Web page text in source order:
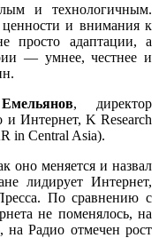
и технологичным.
ценности и внимания к
просто адаптации, а
— умнее, честнее и
, директор
и Интернет, K Research
in Central Asia).
оно меняется и назвал
лидирует Интернет,
По сравнению с
не поменялось, на
Радио отмечен рост